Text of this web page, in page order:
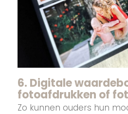
6. Digitale
fotoafdrukken of
Zo kunnen ouders hun